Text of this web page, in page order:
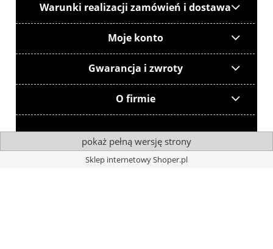
Warunki realizacji zamówień i dostawa
Moje konto
Gwarancja i zwroty
O firmie
pokaż pełną wersję strony
Sklep internetowy Shoper.pl